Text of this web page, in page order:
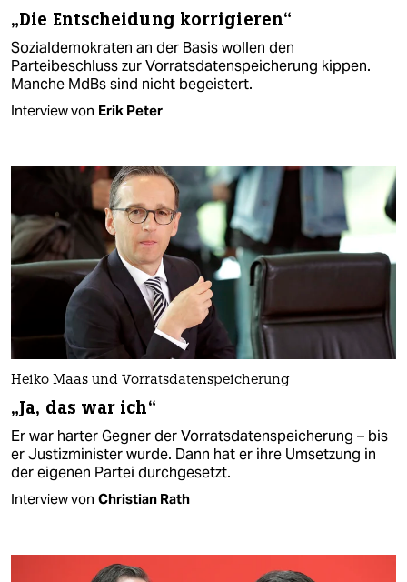
„Die Entscheidung korrigieren“
Sozialdemokraten an der Basis wollen den
Parteibeschluss zur Vorratsdatenspeicherung kippen.
Manche MdBs sind nicht begeistert.
Interview von Erik Peter
Heiko Maas und Vorratsdatenspeicherung
„Ja, das war ich“
Er war harter Gegner der Vorratsdatenspeicherung – bis
er Justizminister wurde. Dann hat er ihre Umsetzung in
der eigenen Partei durchgesetzt.
Interview von Christian Rath